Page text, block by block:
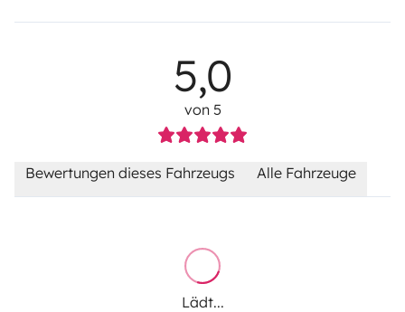
5,0
von 5
Bewertungen dieses Fahrzeugs Alle Fahrzeuge
Lädt...